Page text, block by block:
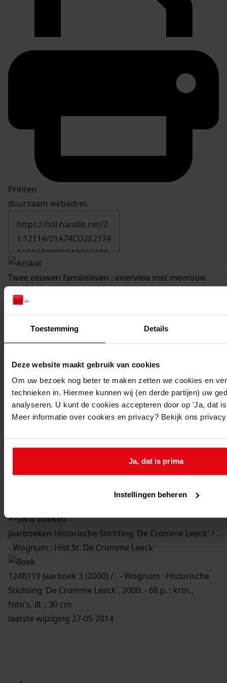
Toestemming Details
Deze website maakt gebruik van cookies
Om uw bezoek nog beter te maken zetten we cookies en
technieken in. Hiermee kunnen wij (en derde partijen) uw
analyseren. U kunt de cookies accepteren door op 'Ja, dat
Meer informatie over cookies en privacy? Bekijk ons
Ja, dat is prima
Instellingen beheren
Printen
duurzaam webadres
Twee eeuwen familieleven : interview met mevrouw
Historische Stichting 'De Cromme Leeck'; deelnr. 3, p.
Neefjes-Stuyt
Serienaam:
Jaarboek 3 (2000)
Jaar van uitgave:
2000
Joke Admiraal-Koemeester
929.52 - Bijzondere genealogie.
Familiegeschiedenissen
Jaarboeken Historische Stichting 'De Cromme Leeck' / .
- Wognum : Hist.St. De Cromme Leeck
124B119 Jaarboek 3 (2000) / . - Wognum : Historische
Stichting 'De Cromme Leeck', 2000. - 68 p. : krtn.,
foto's, ill. ; 30 cm
laatste wijziging 27-05-2014